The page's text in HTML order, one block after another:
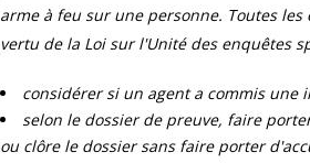
arme à feu sur une personne. Toutes
vertu de la Loi sur l'Unité des enquêtes
considérer si un agent a commis
selon le dossier de preuve, faire
ou clôre le dossier sans faire porter